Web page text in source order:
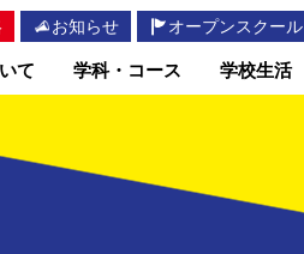
て
学科・コース 学校生活
お知らせ オープンスクール